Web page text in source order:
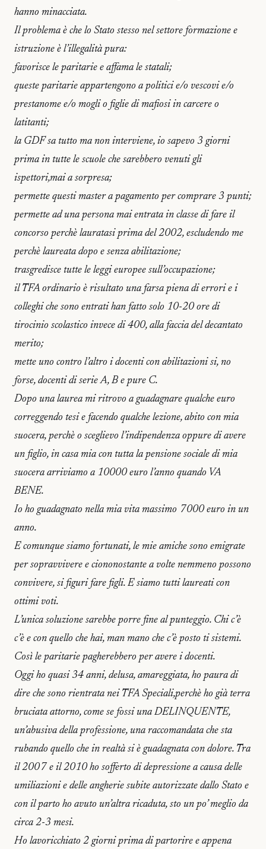
hanno minacciata.
Il problema è che lo Stato stesso nel settore formazione e
istruzione è l’illegalità pura:
favorisce le paritarie e affama le statali;
queste paritarie appartengono a politici e/o vescovi e/o
prestanome e/o mogli o figlie di mafiosi in carcere o
latitanti;
la GDF sa tutto ma non interviene, io sapevo 3 giorni
prima in tutte le scuole che sarebbero venuti gli
ispettori,mai a sorpresa;
permette questi master a pagamento per comprare 3 punti;
permette ad una persona mai entrata in classe di fare il
concorso perchè lauratasi prima del 2002, escludendo me
perchè laureata dopo e senza abilitazione;
trasgredisce tutte le leggi europee sull’occupazione;
il TFA ordinario è risultato una farsa piena di errori e i
colleghi che sono entrati han fatto solo 10-20 ore di
tirocinio scolastico invece di 400, alla faccia del decantato
merito;
mette uno contro l’altro i docenti con abilitazioni si, no
forse, docenti di serie A, B e pure C.
Dopo una laurea mi ritrovo a guadagnare qualche euro
correggendo tesi e facendo qualche lezione, abito con mia
suocera, perchè o sceglievo l’indipendenza oppure di avere
un figlio, in casa mia con tutta la pensione sociale di mia
suocera arriviamo a 10000 euro l’anno quando VA
BENE.
Io ho guadagnato nella mia vita massimo 7000 euro in un
anno.
E comunque siamo fortunati, le mie amiche sono emigrate
per sopravvivere e ciononostante a volte nemmeno possono
convivere, si figuri fare figli. E siamo tutti laureati con
ottimi voti.
L’unica soluzione sarebbe porre fine al punteggio. Chi c’è
c’è e con quello che hai, man mano che c’è posto ti sistemi.
Così le paritarie pagherebbero per avere i docenti.
Oggi ho quasi 34 anni, delusa, amareggiata, ho paura di
dire che sono rientrata nei TFA Speciali,perchè ho già terra
bruciata attorno, come se fossi una DELINQUENTE,
un’abusiva della professione, una raccomandata che sta
rubando quello che in realtà si è guadagnata con dolore. Tra
il 2007 e il 2010 ho sofferto di depressione a causa delle
umiliazioni e delle angherie subite autorizzate dallo Stato e
con il parto ho avuto un’altra ricaduta, sto un po’ meglio da
circa 2-3 mesi.
Ho lavoricchiato 2 giorni prima di partorire e appena